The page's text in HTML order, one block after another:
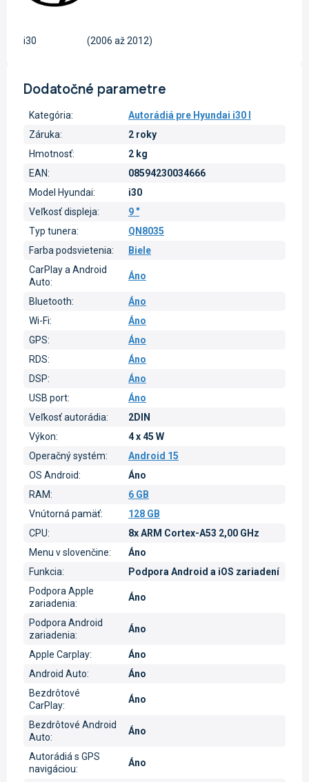
i30 (2006 až 2012)
Dodatočné parametre
Kategória:
Autorádiá pre Hyundai i30 I
Záruka:
2 roky
Hmotnosť:
2 kg
EAN:
08594230034666
Model Hyundai:
i30
Veľkosť displeja:
9 "
Typ tunera:
QN8035
Farba podsvietenia:
Biele
CarPlay a Android
Auto:
Áno
Bluetooth:
Áno
Wi-Fi:
Áno
GPS:
Áno
RDS:
Áno
DSP:
Áno
USB port:
Áno
Veľkosť autorádia:
2DIN
Výkon:
4 x 45 W
Operačný systém:
Android 15
OS Android:
Áno
RAM:
6 GB
Vnútorná pamäť:
128 GB
CPU:
8x ARM Cortex-A53 2,00 GHz
Menu v slovenčine:
Áno
Funkcia:
Podpora Android a iOS zariadení
Podpora Apple
zariadenia:
Áno
Podpora Android
zariadenia:
Áno
Apple Carplay:
Áno
Android Auto:
Áno
Bezdrôtové
CarPlay:
Áno
Bezdrôtové Android
Auto:
Áno
Autorádiá s GPS
navigáciou:
Áno